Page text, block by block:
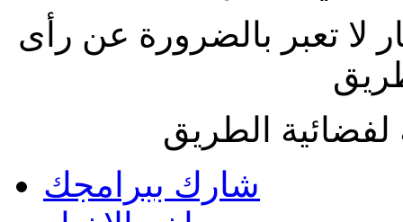
لا تعبر بالضرورة عن رأى
الطريق
شارك ببرامجك